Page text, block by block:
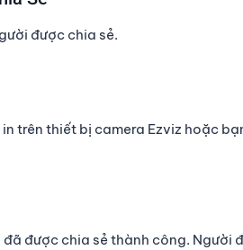
được chia sẻ.
trên thiết bị camera Ezviz hoặc
được chia sẻ thành công. Người